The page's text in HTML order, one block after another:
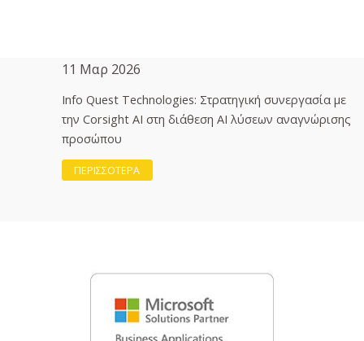
11 Μαρ 2026
Info Quest Technologies: Στρατηγική συνεργασία με
την Corsight AI στη διάθεση ΑΙ λύσεων αναγνώρισης
προσώπου
ΠΕΡΙΣΣΟΤΕΡΑ